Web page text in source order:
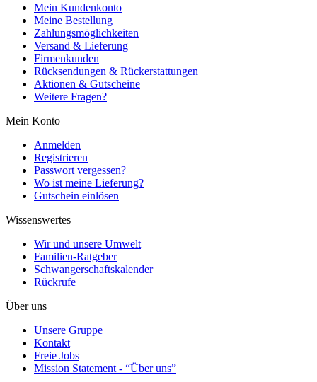
Mein Kundenkonto
Meine Bestellung
Zahlungsmöglichkeiten
Versand & Lieferung
Firmenkunden
Rücksendungen & Rückerstattungen
Aktionen & Gutscheine
Weitere Fragen?
Mein Konto
Anmelden
Registrieren
Passwort vergessen?
Wo ist meine Lieferung?
Gutschein einlösen
Wissenswertes
Wir und unsere Umwelt
Familien-Ratgeber
Schwangerschaftskalender
Rückrufe
Über uns
Unsere Gruppe
Kontakt
Freie Jobs
Mission Statement - “Über uns”